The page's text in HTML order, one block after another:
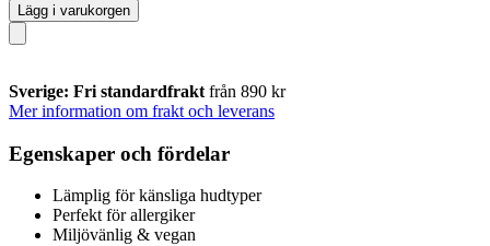
Lägg i varukorgen
Sverige: Fri standardfrakt från 890 kr
Mer information om frakt och leverans
Egenskaper och fördelar
Lämplig för känsliga hudtyper
Perfekt för allergiker
Miljövänlig & vegan